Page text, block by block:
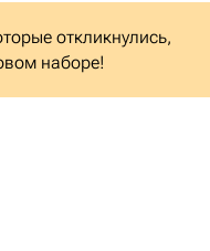
откликнулись,
наборе!